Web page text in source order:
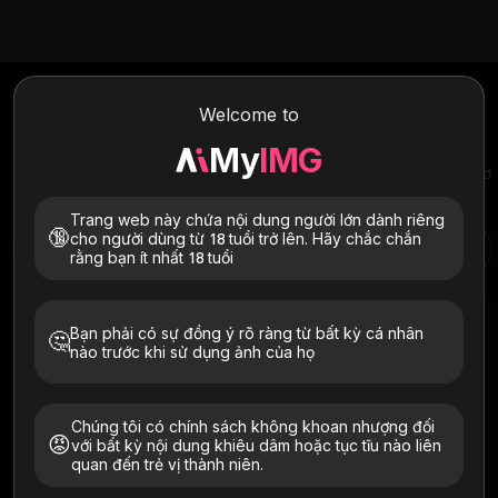
Welcome to
MyIMG
🔞
Trang web này chứa nội dung người lớn dành riêng
cho người dùng từ 18 tuổi trở lên. Hãy chắc chắn
rằng bạn ít nhất 18 tuổi
🤔Bạn phải có sự đồng ý rõ ràng từ bất kỳ cá nhân
nào trước khi sử dụng ảnh của họ
😡
Chúng tôi có chính sách không khoan nhượng đối
với bất kỳ nội dung khiêu dâm hoặc tục tĩu nào liên
quan đến trẻ vị thành niên.
Tải lên một bức ảnh duy nhất và xem AI mạnh mẽ của chúng tôi
lượng cao được điều chỉnh theo chính xác mong muốn của bạn.
Có được chuyển động NSFW mượt mà, sống động như thật với cơ
Trình tạo video khiêu dâm AI
Bấm vào đây để chọn hình ảnh của bạn
Chỉ tải lên hình ảnh của chính bạn hoặc của những